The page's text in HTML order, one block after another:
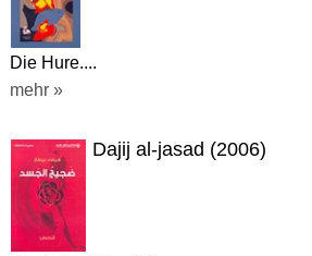
Die Hure....
mehr »
Dajij al-jasad (2006)